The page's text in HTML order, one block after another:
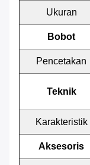
Ukuran
Bobot
Pencetakan
Teknik
Karakteristik
Aksesoris